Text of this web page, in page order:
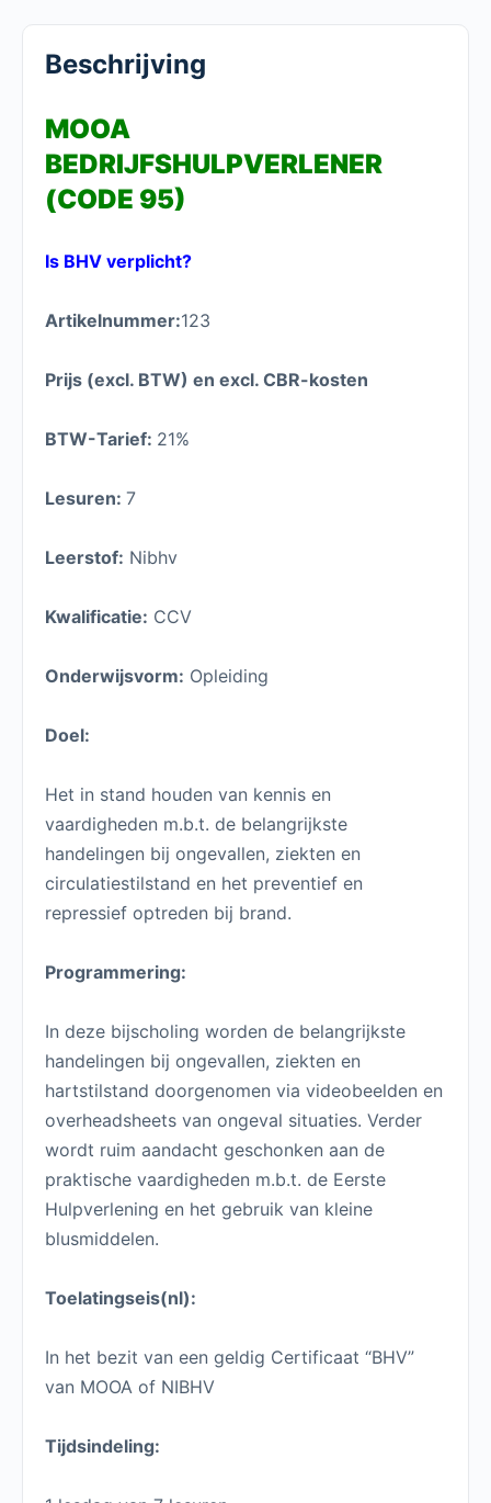
Beschrijving
MOOA
BEDRIJFSHULPVERLENER
(CODE 95)
Is BHV verplicht?
Artikelnummer:123
Prijs (excl. BTW) en excl. CBR-kosten
BTW-Tarief: 21%
Lesuren: 7
Leerstof: Nibhv
Kwalificatie: CCV
Onderwijsvorm: Opleiding
Doel:
Het in stand houden van kennis en
vaardigheden m.b.t. de belangrijkste
handelingen bij ongevallen, ziekten en
circulatiestilstand en het preventief en
repressief optreden bij brand.
Programmering:
In deze bijscholing worden de belangrijkste
handelingen bij ongevallen, ziekten en
hartstilstand doorgenomen via videobeelden en
overheadsheets van ongeval situaties. Verder
wordt ruim aandacht geschonken aan de
praktische vaardigheden m.b.t. de Eerste
Hulpverlening en het gebruik van kleine
blusmiddelen.
Toelatingseis(nl):
In het bezit van een geldig Certificaat “BHV”
van MOOA of NIBHV
Tijdsindeling: